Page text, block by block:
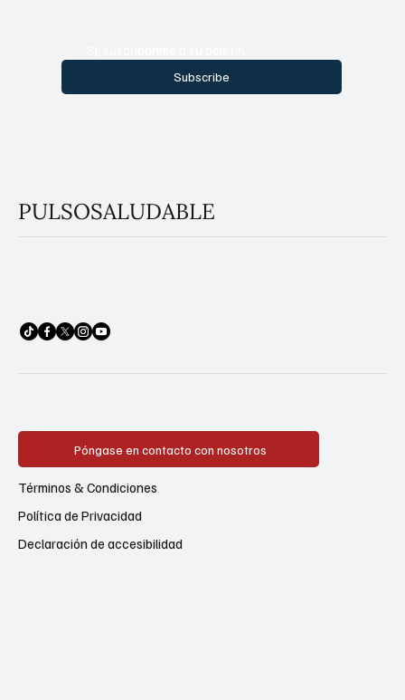
Subscribe
PULSOSALUDABLE
Póngase en contacto con nosotros
Política de Privacidad
Términos & Condiciones
Declaración de accesibilidad